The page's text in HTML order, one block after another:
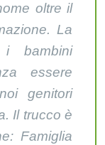
oltre il
La
i bambini
essere
genitori
Il trucco è
Famiglia